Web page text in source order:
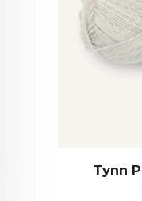
Tynn